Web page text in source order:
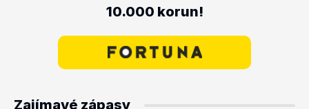
10.000 korun!
Zajímavé zápasy